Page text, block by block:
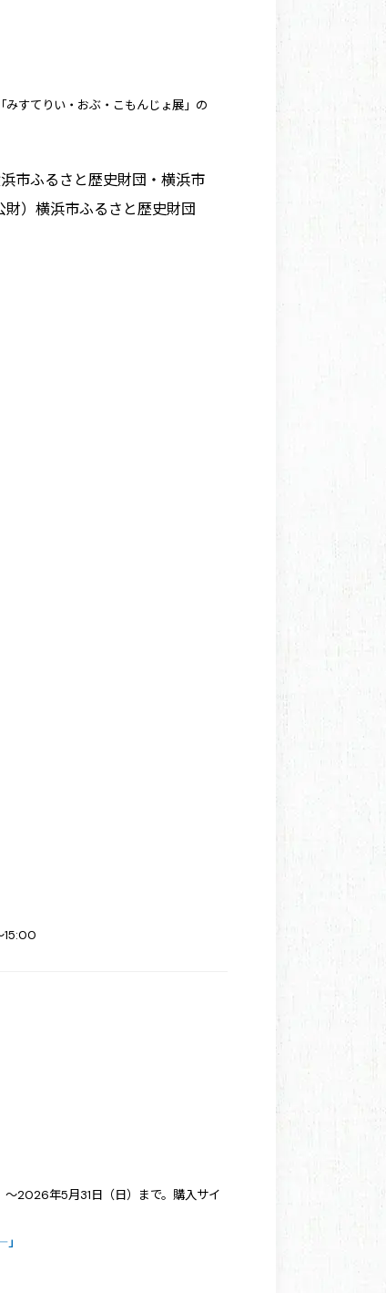
すてりい・おぶ・こもんじょ展」の
市ふるさと歴史財団・横浜市
）横浜市ふるさと歴史財団
15:00
2026年5月31日（日）まで。購入サイ